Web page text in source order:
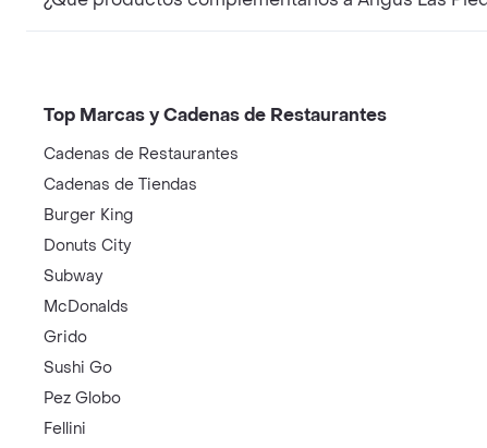
Top Marcas y Cadenas de Restaurantes
Cadenas de Restaurantes
Cadenas de Tiendas
Burger King
Donuts City
Subway
McDonalds
Grido
Sushi Go
Pez Globo
Fellini